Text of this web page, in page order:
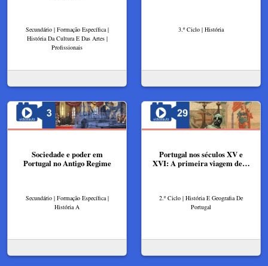
Secundário | Formação Específica |
História Da Cultura E Das Artes |
Profissionais
3.º Ciclo | História
Sociedade e poder em
Portugal no Antigo Regime
Secundário | Formação Específica |
História A
Portugal nos séculos XV e
XVI: A primeira viagem de…
2.º Ciclo | História E Geografia De
Portugal